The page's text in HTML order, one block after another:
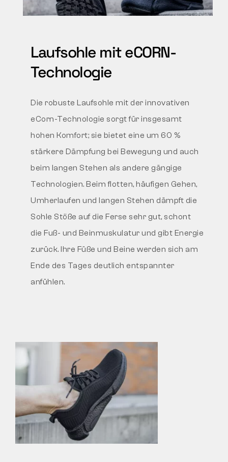
Laufsohle mit eCORN-
Technologie
Die robuste Laufsohle mit der innovativen
eCorn-Technologie sorgt für insgesamt
hohen Komfort; sie bietet eine um 60 %
stärkere Dämpfung bei Bewegung und auch
beim langen Stehen als andere gängige
Technologien. Beim flotten, häufigen Gehen,
Umherlaufen und langen Stehen dämpft die
Sohle Stöße auf die Ferse sehr gut, schont
die Fuß- und Beinmuskulatur und gibt Energie
zurück. Ihre Füße und Beine werden sich am
Ende des Tages deutlich entspannter
anfühlen.